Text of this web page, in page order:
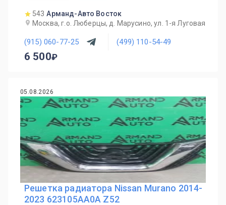
543 Арманд-Авто Восток
Москва, г.о. Люберцы, д. Марусино, ул. 1-я Луговая
(915) 060-77-25 (499) 110-54-49
6 500
05.08.2026
Решетка радиатора Nissan Murano 2014-
2023 623105AA0A Z52